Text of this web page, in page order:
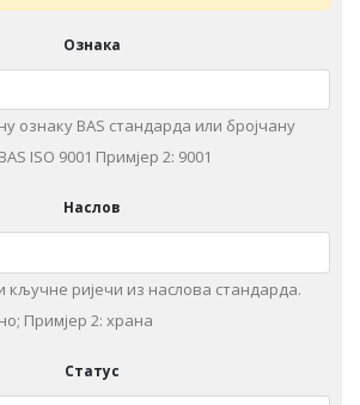
Ознака
ознаку BAS стандарда или бројчану
ISO 9001 Примjeр 2: 9001
Наслов
кључне ријечи из нaслoвa стaндaрдa.
Примjeр 2: храна
Статус